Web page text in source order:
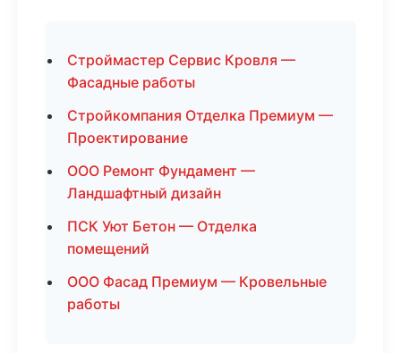
Строймастер Сервис Кровля —
Фасадные работы
Стройкомпания Отделка Премиум —
Проектирование
ООО Ремонт Фундамент —
Ландшафтный дизайн
ПСК Уют Бетон — Отделка
помещений
ООО Фасад Премиум — Кровельные
работы